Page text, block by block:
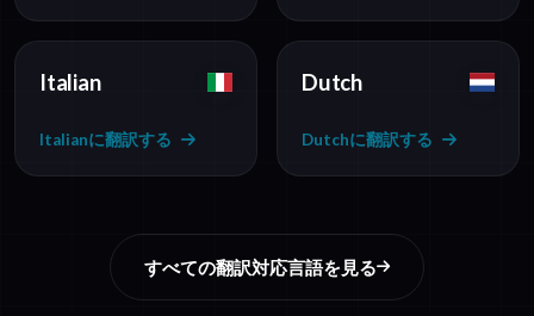
Italian
Italianに翻訳する
Dutch
Dutchに翻訳する
すべての翻訳対応言語を見る